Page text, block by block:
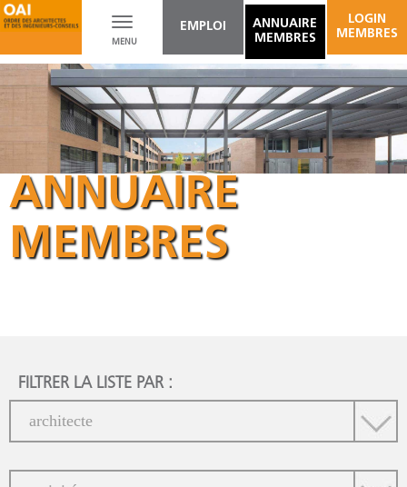
Toggle
navigation
MENU
EMPLOI
ANNUAIRE
MEMBRES
LOGIN
MEMBRES
ANNUAIRE
MEMBRES
FILTRER LA LISTE PAR :